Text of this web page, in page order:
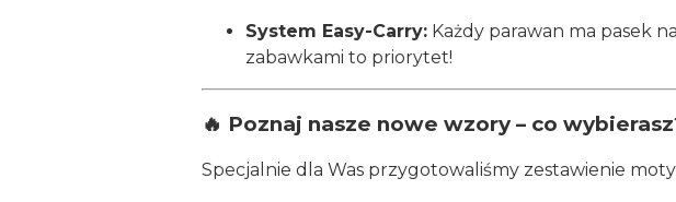
System Easy-Carry: Każdy parawan ma pasek
zabawkami to priorytet!
🔥 Poznaj nasze nowe wzory – co
Specjalnie dla Was przygotowaliśmy zestawienie